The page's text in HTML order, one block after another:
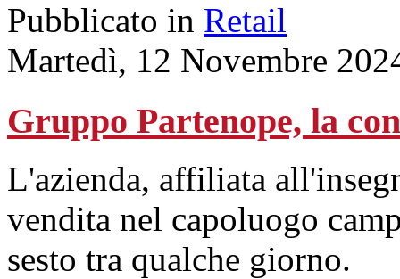
Pubblicato in Retail
Martedì, 12 Novembre
Gruppo Partenope, la
L'azienda, affiliata
vendita nel capoluogo
sesto tra qualche giorno.